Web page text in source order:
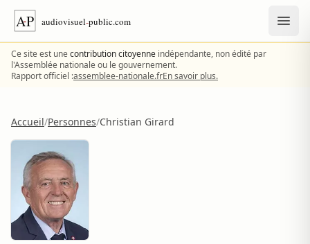
Aller au contenu
Ce site est unecontribution citoyenne indépendante, non édité par
l'Assemblée nationale ou le gouvernement.
Rapport officiel :assemblee-nationale.frEn savoir plus.
Accueil/Personnes/Christian Girard